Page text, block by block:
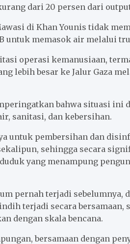
dari 20 persen dari
di Khan Younis tidak
untuk memasok air melalui
operasi kemanusiaan,
lebih besar ke Jalur Gaza
bahwa situasi ini
sanitasi, dan kebersihan.
untuk pembersihan dan
sehingga secara
yang menampung
pernah terjadi sebelumnya,
terjadi secara bersamaan,
dengan skala bencana.
bersamaan dengan